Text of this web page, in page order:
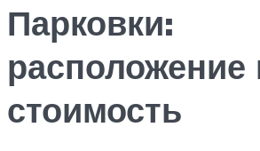
Парковки:
расположение
стоимость